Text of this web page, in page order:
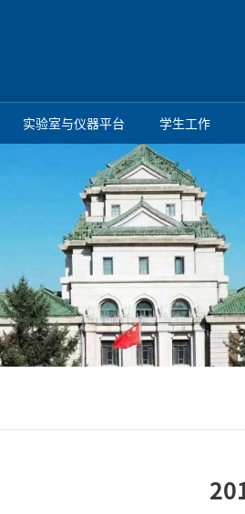
实验室与仪器平台 学生工作